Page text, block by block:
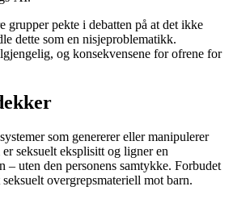
grupper pekte i debatten på at det ikke
dette som en nisjeproblematikk.
og konsekvensene for ofrene for
som genererer eller manipulerer
seksuelt eksplisitt og ligner en
– uten den personens samtykke. Forbudet
overgrepsmateriell mot barn.